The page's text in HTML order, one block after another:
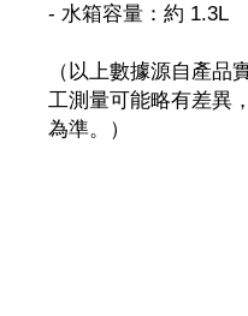
- 水箱容量：約 1.3L
（以上數據源自產品
工測量可能略有差異
為準。）